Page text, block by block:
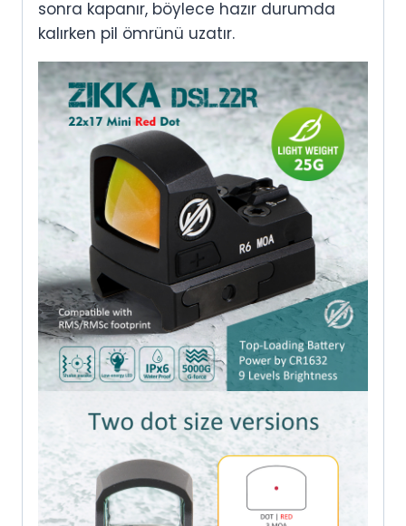
sonra kapanır, böylece hazır durumda
kalırken pil ömrünü uzatır.